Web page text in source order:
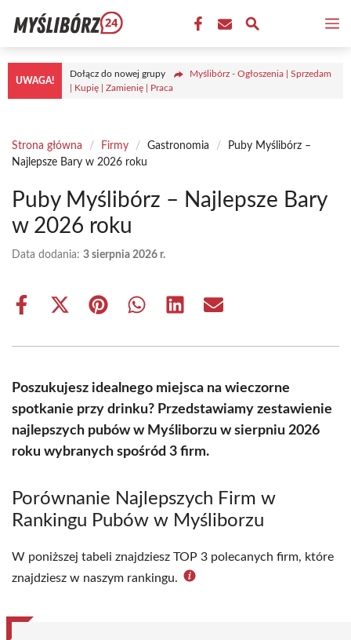
treści
UWAGA!
Dołącz do nowej grupy
Myślibórz - Ogłoszenia | Sprzedam
| Kupię | Zamienię | Praca
Strona główna / Firmy / Gastronomia /
Puby Myślibórz –
Najlepsze Bary w 2026 roku
Puby Myślibórz – Najlepsze Bary
w 2026 roku
Data dodania: 3 sierpnia 2026 r.
Share
Share
(Twitter)
Share Share Share Share
Poszukujesz idealnego miejsca na wieczorne
spotkanie przy drinku? Przedstawiamy zestawienie
najlepszych pubów w Myśliborzu w sierpniu 2026
roku wybranych spośród 3 firm.
Porównanie Najlepszych Firm w
Rankingu Pubów w Myśliborzu
W poniższej tabeli znajdziesz TOP 3 polecanych firm, które
znajdziesz w naszym rankingu.